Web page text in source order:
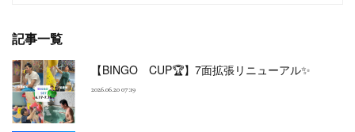
記事一覧
【BINGO CUP🏆】7面拡張リニューアル✨
2026.06.20 07:19